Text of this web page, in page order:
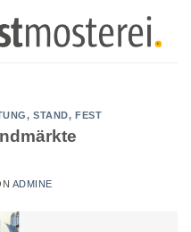
STAND, FEST
ADMINE